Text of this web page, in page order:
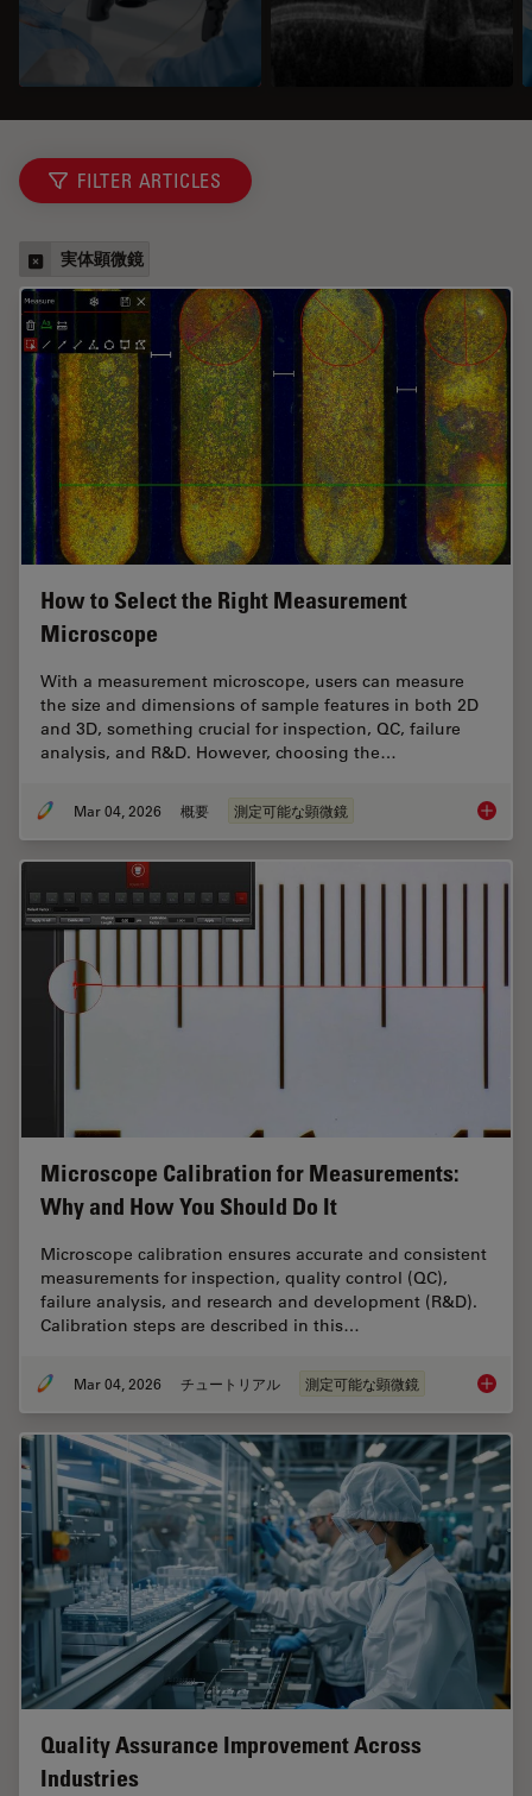
FILTER ARTICLES
実体顕微鏡
How to Select the Right Measurement
Microscope
With a measurement microscope, users can measure
the size and dimensions of sample features in both 2D
and 3D, something crucial for inspection, QC, failure
analysis, and R&D. However, choosing the…
Mar 04, 2026 概要 測定可能な顕微鏡 How to
Microscope Calibration for Measurements:
Why and How You Should Do It
Microscope calibration ensures accurate and consistent
measurements for inspection, quality control (QC),
failure analysis, and research and development (R&D).
Calibration steps are described in this…
Mar 04, 2026 チュートリアル 測定可能な顕微鏡
Quality Assurance Improvement Across
Industries